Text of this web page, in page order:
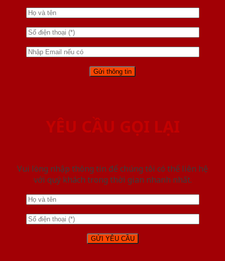
YÊU CẦU GỌI LẠI
Vui lòng nhập thông tin để chúng tôi có thể liên hệ
với quý khách trong thời gian nhanh nhất.